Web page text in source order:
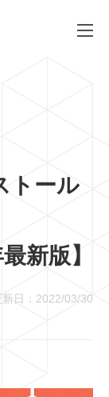
トール
新版】
新日：2022/03/30